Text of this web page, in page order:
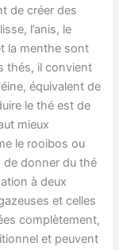
de créer des
l’anis, le
la menthe sont
thés, il convient
équivalent de
le thé est de
mieux
le rooibos ou
de donner du thé
à deux
et celles
complètement,
et peuvent